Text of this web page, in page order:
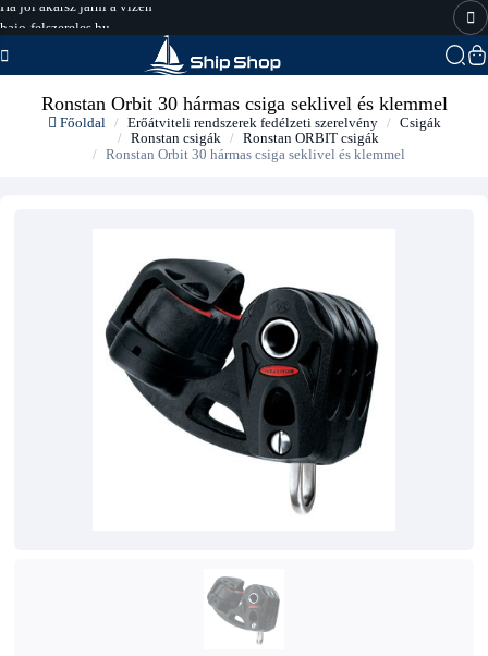
hajo-felszereles.hu
Ronstan Orbit 30 hármas csiga seklivel és klemmel
Főoldal Erőátviteli rendszerek fedélzeti szerelvény
Csigák
Ronstan csigák
Ronstan ORBIT csigák
Ronstan Orbit 30 hármas csiga seklivel és klemmel